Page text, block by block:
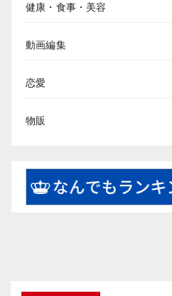
健康・食事・美容
動画編集
恋愛
物販